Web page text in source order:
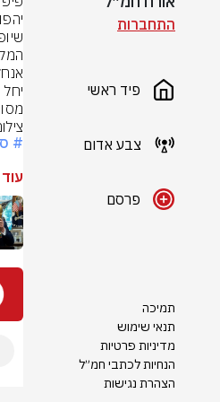
התחברות
פיד ראשי
צבע אדום
פרסם
תמיכה
תנאי שימוש
מדיניות פרטיות
הנחיות לכתבי חמ״ל
הצהרת נגישות
#